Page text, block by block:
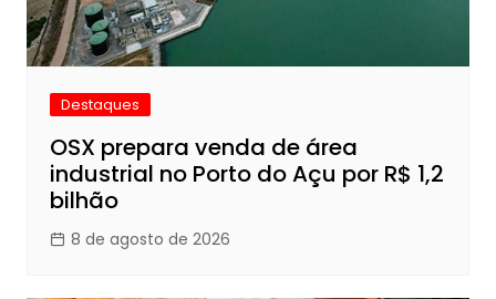
Destaques
OSX prepara venda de área
industrial no Porto do Açu por R$ 1,2
bilhão
8 de agosto de 2026